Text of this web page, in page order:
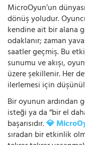
MicroOyun’un
dönüş yoludur.
kendine ait bir alana
odaklanır; zaman
saatler geçmiş. Bu
sunumu ve akışı,
üzere şekillenir. Her
ilerlemesi için
Bir oyunun ardından
isteği ya da “bir el
başarısıdır.💎
sıradan bir etkinlik